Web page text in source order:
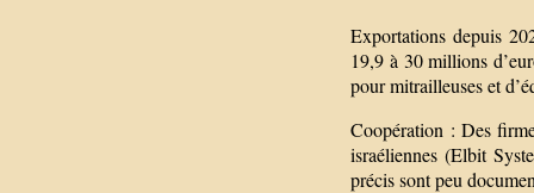
Exportations depuis
19,9 à 30 millions
pour mitrailleuses et
Coopération : Des
israéliennes (Elbit
précis sont peu